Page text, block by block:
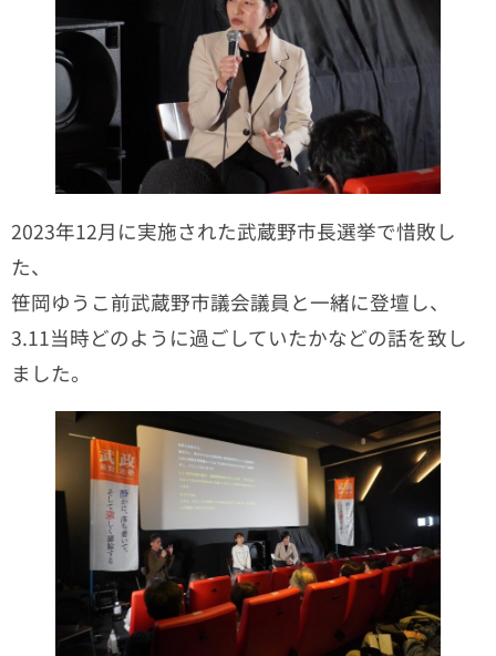
2023年12月に実施された武蔵野市長選挙で惜敗し
た、
笹岡ゆうこ前武蔵野市議会議員と一緒に登壇し、
3.11当時どのように過ごしていたかなどの話を致し
ました。